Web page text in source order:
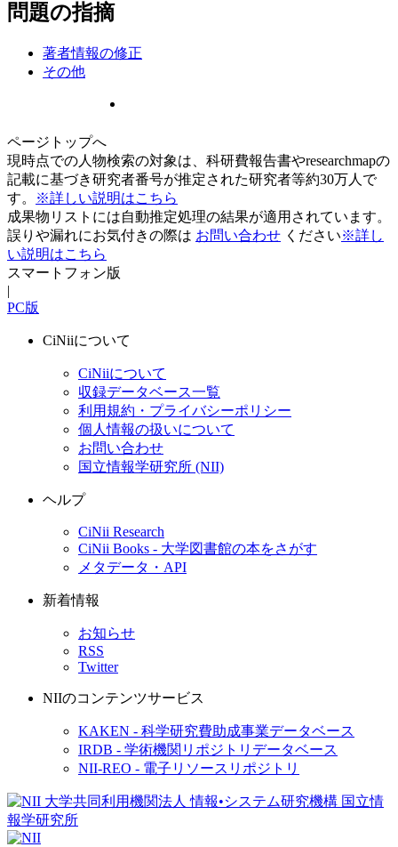
問題の指摘
著者情報の修正
その他
ページトップへ
現時点での人物検索の対象は、科研費報告書やresearchmapの
記載に基づき研究者番号が推定された研究者等約30万人で
す。
※詳しい説明はこちら
成果物リストには自動推定処理の結果が適用されています。
誤りや漏れにお気付きの際は お問い合わせ ください※詳し
い説明はこちら
スマートフォン版
|
PC版
CiNiiについて
CiNiiについて
収録データベース一覧
利用規約・プライバシーポリシー
個人情報の扱いについて
お問い合わせ
国立情報学研究所 (NII)
ヘルプ
CiNii Research
CiNii Books - 大学図書館の本をさがす
メタデータ・API
新着情報
お知らせ
RSS
Twitter
NIIのコンテンツサービス
KAKEN - 科学研究費助成事業データベース
IRDB - 学術機関リポジトリデータベース
NII-REO - 電子リソースリポジトリ